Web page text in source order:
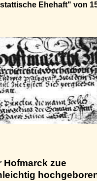
Ehehaft" von
Hofmarck zue